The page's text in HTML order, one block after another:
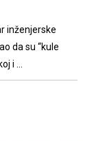
inženjerske
da su “kule
i ...